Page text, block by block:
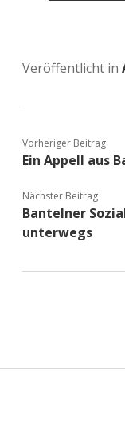
Veröffentlicht in
Vorheriger Beitrag
Ein Appell aus
Nächster Beitrag
Bantelner
unterwegs